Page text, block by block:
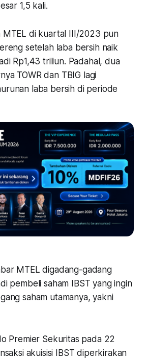
1,5 kali.
MTEL di kuartal III/2023 pun
setelah laba bersih naik
Rp1,43 triliun. Padahal, dua
TOWR dan TBIG lagi
laba bersih di periode
MTEL digadang-gadang
pembeli saham IBST yang ingin
saham utamanya, yakni
Premier Sekuritas pada 22
akuisisi IBST diperkirakan